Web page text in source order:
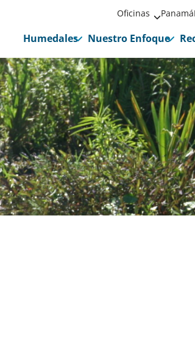
Oficinas Panamá
Humedales Nuestro Enfoque